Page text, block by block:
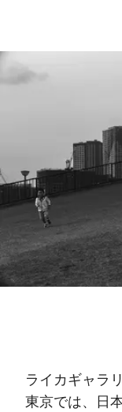
ライカギャラ
東京では、日